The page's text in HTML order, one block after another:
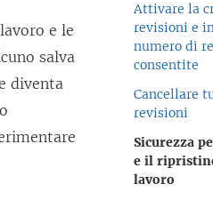
e le
salva
diventa
Attivare la
revisioni e
numero di
consentite
Cancellare
revisioni
Sicurezza
e il
lavoro